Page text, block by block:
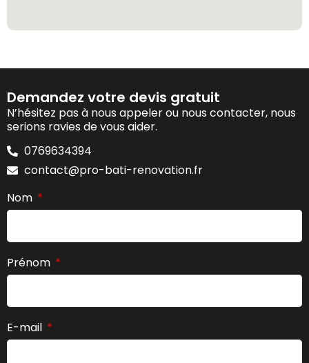
Demandez votre devis gratuit
N’hésitez pas à nous appeler ou nous contacter, nous
serions ravies de vous aider.
0769634394
contact@pro-bati-renovation.fr
Nom
Prénom
E-mail